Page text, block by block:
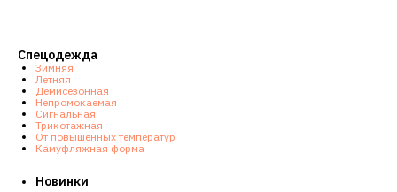
Спецодежда
Зимняя
Летняя
Демисезонная
Непромокаемая
Сигнальная
Трикотажная
От повышенных температур
Камуфляжная форма
Новинки